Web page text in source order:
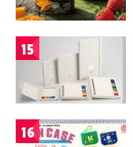
15
16